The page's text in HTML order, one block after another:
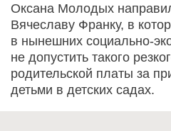
Оксана Молодых
Вячеславу Франку, в
в нынешних социально-
не допустить такого
родительской платы за
детьми в детских садах.